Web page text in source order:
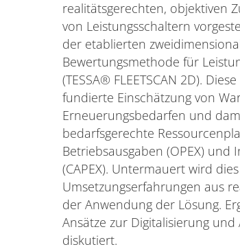
realitätsgerechten, objektiven
von Leistungsschaltern
der etablierten
Bewertungsmethode für
(TESSA® FLEETSCAN 2D).
fundierte Einschätzung von
Erneuerungsbedarfen und
bedarfsgerechte
Betriebsausgaben (OPEX) und
(CAPEX). Untermauert wird
Umsetzungserfahrungen aus
der Anwendung der Lösung.
Ansätze zur Digitalisierung
diskutiert.